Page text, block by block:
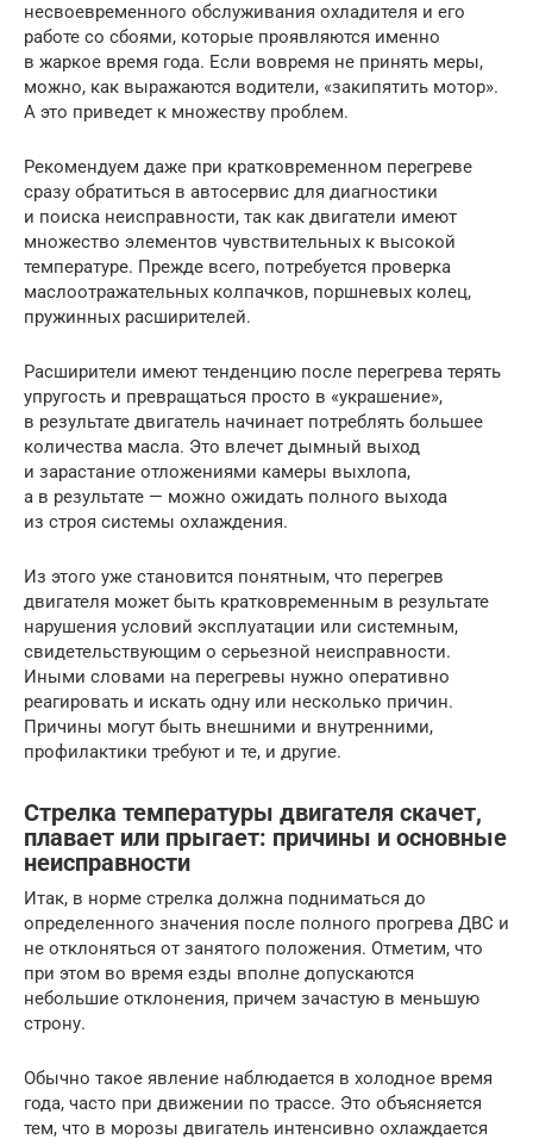
несвоевременного обслуживания охладителя и его
работе со сбоями, которые проявляются именно
в жаркое время года. Если вовремя не принять меры,
можно, как выражаются водители, «закипятить мотор».
А это приведет к множеству проблем.
Рекомендуем даже при кратковременном перегреве
сразу обратиться в автосервис для диагностики
и поиска неисправности, так как двигатели имеют
множество элементов чувствительных к высокой
температуре. Прежде всего, потребуется проверка
маслоотражательных колпачков, поршневых колец,
пружинных расширителей.
Расширители имеют тенденцию после перегрева терять
упругость и превращаться просто в «украшение»,
в результате двигатель начинает потреблять большее
количества масла. Это влечет дымный выход
и зарастание отложениями камеры выхлопа,
а в результате — можно ожидать полного выхода
из строя системы охлаждения.
Из этого уже становится понятным, что перегрев
двигателя может быть кратковременным в результате
нарушения условий эксплуатации или системным,
свидетельствующим о серьезной неисправности.
Иными словами на перегревы нужно оперативно
реагировать и искать одну или несколько причин.
Причины могут быть внешними и внутренними,
профилактики требуют и те, и другие.
Стрелка температуры двигателя скачет,
плавает или прыгает: причины и основные
неисправности
Итак, в норме стрелка должна подниматься до
определенного значения после полного прогрева ДВС и
не отклоняться от занятого положения. Отметим, что
при этом во время езды вполне допускаются
небольшие отклонения, причем зачастую в меньшую
строну.
Обычно такое явление наблюдается в холодное время
года, часто при движении по трассе. Это объясняется
тем, что в морозы двигатель интенсивно охлаждается